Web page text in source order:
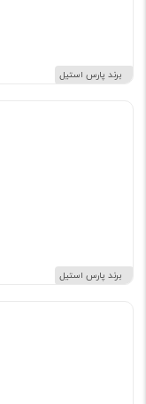
برند پارس استیل
برند پارس استیل